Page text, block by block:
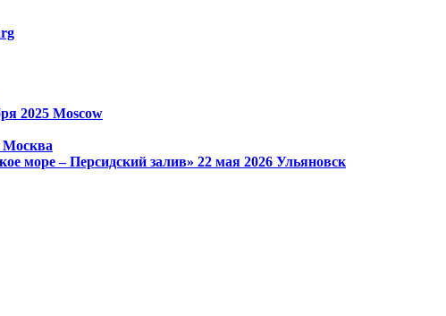
2025 Moscow
Москва
море – Персидский залив» 22 мая 2026 Ульяновск